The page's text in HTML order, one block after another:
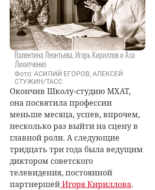
Валентина Леонтьева, Игорь Кириллов и Аза
Лихитченко
Фото: АСИЛИЙ ЕГОРОВ, АЛЕКСЕЙ
СТУЖИН/ТАСС
Окончив Школу-студию МХАТ,
она посвятила профессии
меньше месяца, успев, впрочем,
несколько раз выйти на сцену в
главной роли. А следующие
тридцать три года была ведущим
диктором советского
телевидения, постоянной
партнершейИгоря Кириллова.